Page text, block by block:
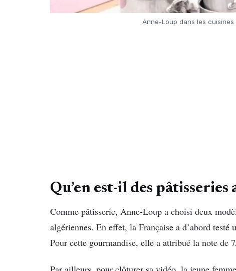
Anne-Loup dans les
Qu’en est-il des pâtisseries
Comme pâtisserie, Anne-Loup a choisi deux
algériennes. En effet, la Française a d’abord
Pour cette gourmandise, elle a attribué la note de